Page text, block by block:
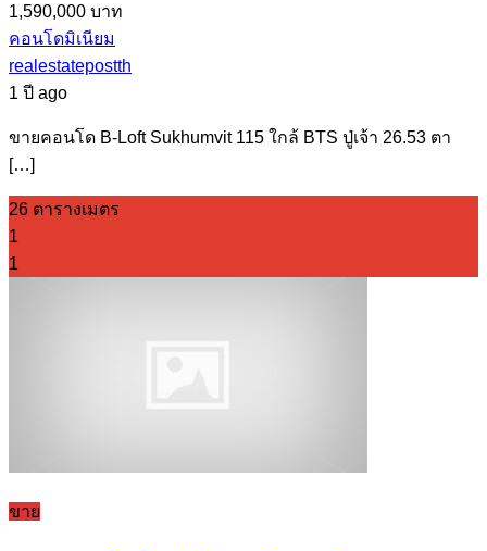
1,590,000 บาท
คอนโดมิเนียม
realestatepostth
1 ปี ago
ขายคอนโด B-Loft Sukhumvit 115 ใกล้ BTS ปู่เจ้า 26.53 ตา
[…]
26 ตารางเมตร
1
1
ขาย